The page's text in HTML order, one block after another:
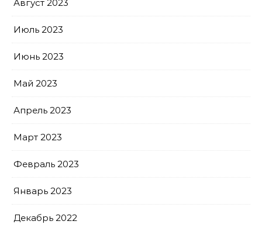
Август 2023
Июль 2023
Июнь 2023
Май 2023
Апрель 2023
Март 2023
Февраль 2023
Январь 2023
Декабрь 2022